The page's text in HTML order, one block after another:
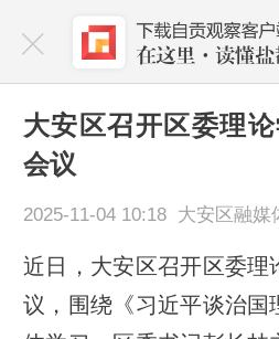
大安区召开区委理
会议
2025-11-04 10:18 大安区融媒
近日，大安区召开区委理
议，围绕《习近平谈治国